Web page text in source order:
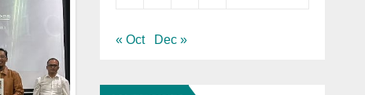
« Oct Dec »